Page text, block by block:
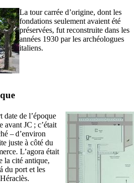
La tour carrée d’origine, dont les
fondations seulement avaient été
préservées, fut reconstruite dans les
années 1930 par les archéologues
italiens.
date de l’époque
avant JC ; c’était
– d’environ
juste à côté du
L’agora était
la cité antique,
du port et les